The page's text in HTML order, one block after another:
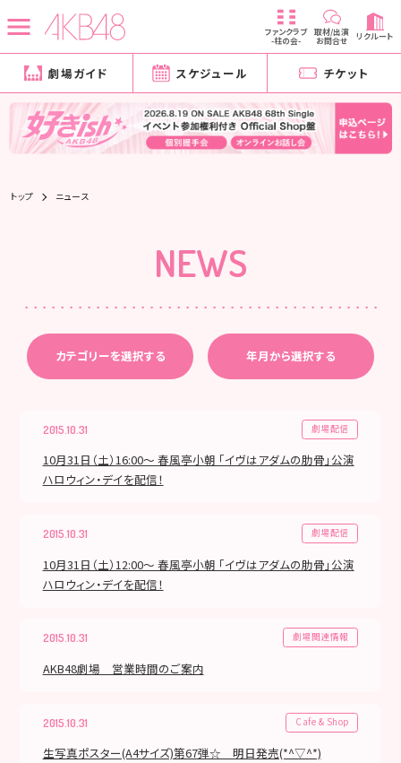
ファンクラブ
-柱の会-
取材/出演
お問合せ リクルート
劇場ガイド スケジュール チケット
トップ ニュース
NEWS
カテゴリーを選択する 年月から選択する
2015.10.31 劇場配信
10月31日（土）16:00～ 春風亭小朝 「イヴはアダムの肋骨」公演
ハロウィン・デイを配信！
2015.10.31 劇場配信
10月31日（土）12:00～ 春風亭小朝 「イヴはアダムの肋骨」公演
ハロウィン・デイを配信！
2015.10.31 劇場関連情報
AKB48劇場 営業時間のご案内
2015.10.31 Cafe & Shop
生写真ポスター(A4サイズ)第67弾☆ 明日発売(*^▽^*)